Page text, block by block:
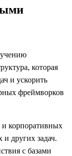
которая
и ускорить
фреймворков
и корпоративных
других задач.
с базами